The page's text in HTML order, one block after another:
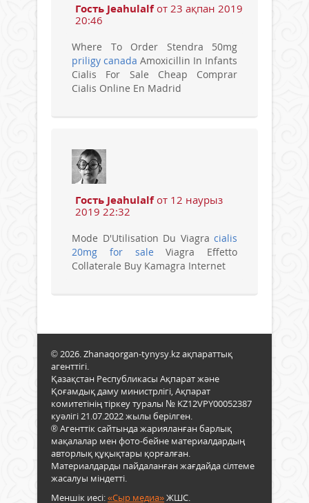
Гость Jeahulalfот 23 ақпан 2019
20:46
Where To Order Stendra 50mg
priligy canada Amoxicillin In Infants
Cialis For Sale Cheap Comprar
Cialis Online En Madrid
Гость Jeahulalfот 12 наурыз
2019 22:32
Mode D'Utilisation Du Viagra cialis
20mg for sale Viagra Effetto
Collaterale Buy Kamagra Internet
© 2026. Zhanaqorgan-tynysy.kz ақпараттық
агенттігі.
Қазақстан Республикасы Ақпарат және
Қоғамдық даму министрлігі, Ақпарат
комитетінің тіркеу туралы № KZ12VPY00052387
куәлігі 21.07.2022 жылы берілген.
® Агенттік сайтында жарияланған барлық
мақалалар мен фото-бейне материалдардың
авторлық құқықтары қорғалған.
Материалдарды пайдаланған жағдайда сілтеме
жасалуы міндетті.
Меншік иесі:«Сыр медиа»ЖШС.